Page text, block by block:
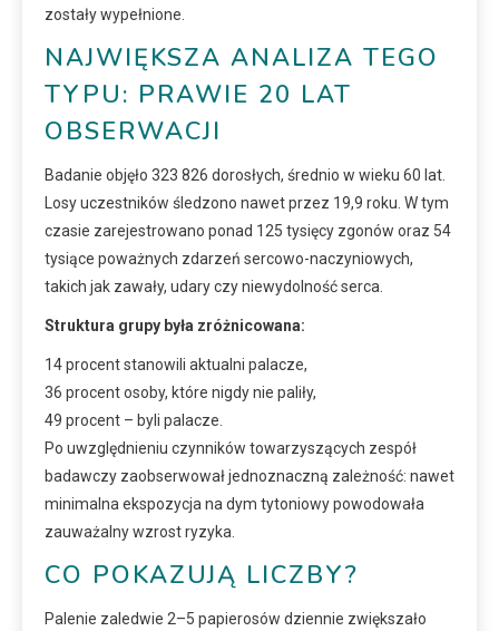
zostały wypełnione.
NAJWIĘKSZA ANALIZA TEGO
TYPU: PRAWIE 20 LAT
OBSERWACJI
Badanie objęło 323 826 dorosłych, średnio w wieku 60 lat.
Losy uczestników śledzono nawet przez 19,9 roku. W tym
czasie zarejestrowano ponad 125 tysięcy zgonów oraz 54
tysiące poważnych zdarzeń sercowo-naczyniowych,
takich jak zawały, udary czy niewydolność serca.
Struktura grupy była zróżnicowana:
14 procent stanowili aktualni palacze,
36 procent osoby, które nigdy nie paliły,
49 procent – byli palacze.
Po uwzględnieniu czynników towarzyszących zespół
badawczy zaobserwował jednoznaczną zależność: nawet
minimalna ekspozycja na dym tytoniowy powodowała
zauważalny wzrost ryzyka.
CO POKAZUJĄ LICZBY?
Palenie zaledwie 2–5 papierosów dziennie zwiększało